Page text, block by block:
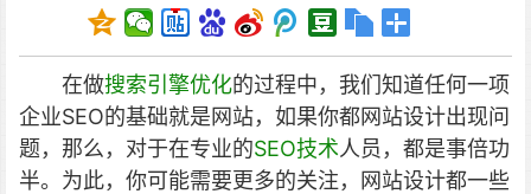
在做搜索引擎优化的过程中，我们知道任何一项
企业SEO的基础就是网站，如果你都网站设计出现问
题，那么，对于在专业的SEO技术人员，都是事倍功
半。 为此，你可能需要更多的关注，网站设计都一些